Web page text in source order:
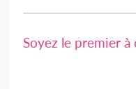
Soyez le premier